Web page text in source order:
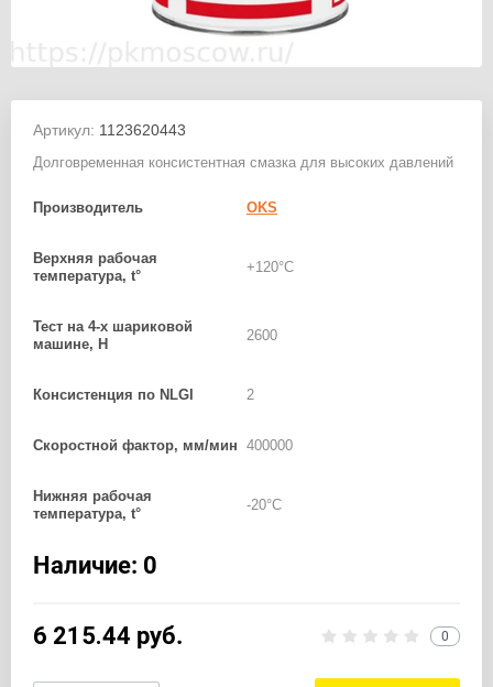
Артикул: 1123620443
Долговременная консистентная смазка для высоких давлений
Производитель OKS
Верхняя рабочая
температура, t°
+120°С
Тест на 4-х шариковой
машине, Н
2600
Консистенция по NLGI 2
Скоростной фактор, мм/мин 400000
Нижняя рабочая
температура, t°
-20°С
Наличие: 0
6 215.44 руб. 0